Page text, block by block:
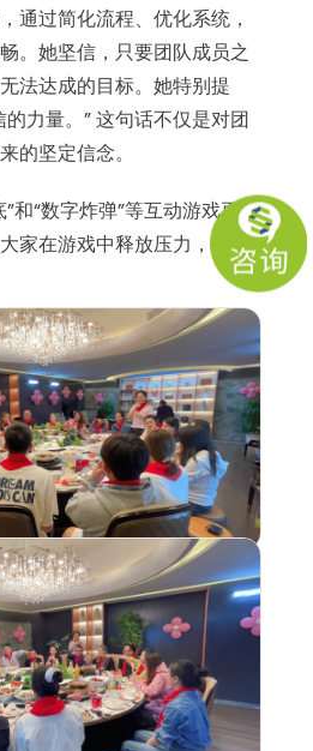
通过简化流程、优化系统，
。她坚信，只要团队成员之
法达成的目标。她特别提
力量。” 这句话不仅是对团
的坚定信念。
和“数字炸弹”等互动游戏再次
家在游戏中释放压力，在游